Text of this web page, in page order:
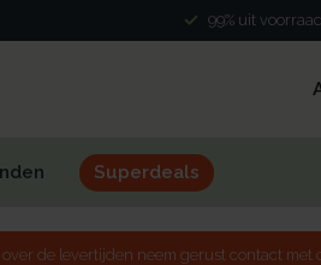
99% uit
Superdeals
de levertijden neem gerust contact met